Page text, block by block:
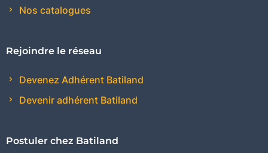
Nos catalogues
Rejoindre le réseau
Devenez Adhérent Batiland
Devenir adhérent Batiland
Postuler chez Batiland